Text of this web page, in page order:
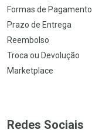
Formas de Pagamento
Prazo de Entrega
Reembolso
Troca ou Devolução
Marketplace
Redes Sociais